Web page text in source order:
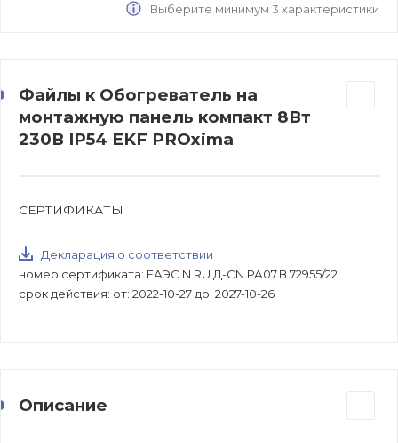
Выберите минимум 3 характеристики
Файлы к Обогреватель на
монтажную панель компакт 8Вт
230В IP54 EKF PROxima
СЕРТИФИКАТЫ
Декларация о соответствии
номер сертификата: ЕАЭС N RU Д-CN.РА07.В.72955/22
срок действия: от: 2022-10-27 до: 2027-10-26
Описание